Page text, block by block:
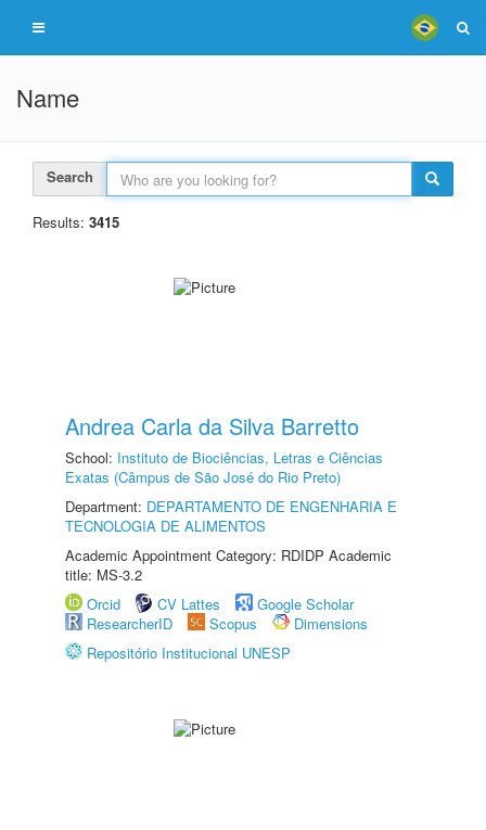
Name
Search
Results: 3415
Andrea Carla da Silva Barretto
School: Instituto de Biociências, Letras e Ciências
Exatas (Câmpus de São José do Rio Preto)
Department: DEPARTAMENTO DE ENGENHARIA E
TECNOLOGIA DE ALIMENTOS
Academic Appointment Category: RDIDP Academic
title: MS-3.2
Orcid
CV Lattes
Google Scholar
ResearcherID
Scopus
Dimensions
Repositório Institucional UNESP